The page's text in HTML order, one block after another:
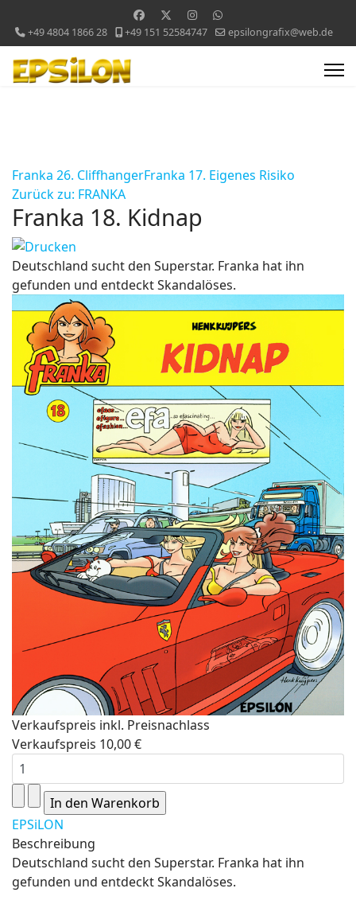
+49 4804 1866 28 +49 151 52584747 epsilongrafix@web.de
Franka 26. CliffhangerFranka 17. Eigenes Risiko
Zurück zu: FRANKA
Franka 18. Kidnap
Deutschland sucht den Superstar. Franka hat ihn
gefunden und entdeckt Skandalöses.
Verkaufspreis inkl. Preisnachlass
Verkaufspreis 10,00 €
EPSiLON
Beschreibung
Deutschland sucht den Superstar. Franka hat ihn
gefunden und entdeckt Skandalöses.